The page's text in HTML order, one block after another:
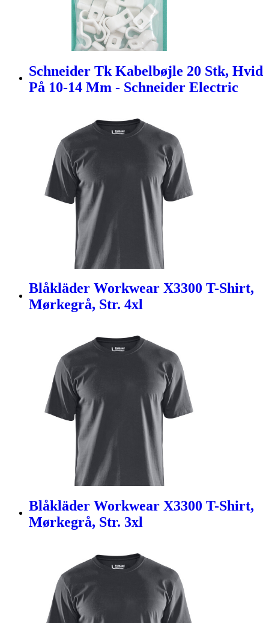
Schneider Tk Kabelbøjle 20 Stk, Hvid
På 10-14 Mm - Schneider Electric
Blåkläder Workwear X3300 T-Shirt,
Mørkegrå, Str. 4xl
Blåkläder Workwear X3300 T-Shirt,
Mørkegrå, Str. 3xl